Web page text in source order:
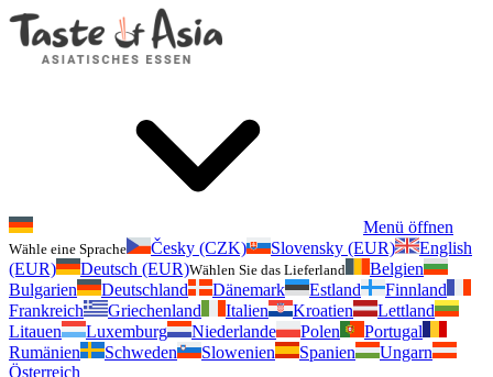
Menü öffnen
Wähle eine Sprache Česky (CZK) Slovensky (EUR)
English
(EUR)
Deutsch (EUR)Wählen Sie das Lieferland
Belgien
Bulgarien
Deutschland Dänemark Estland
Finnland
Frankreich
Griechenland Italien Kroatien
Lettland
Litauen
Luxemburg Niederlande Polen
Portugal
Rumänien
Schweden Slowenien Spanien
Ungarn
Österreich